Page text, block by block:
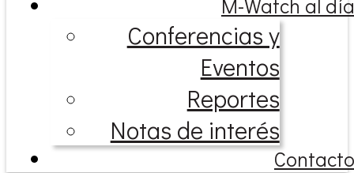
Conferencias y
Eventos
Reportes
Notas de interés
Contacto